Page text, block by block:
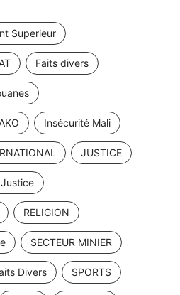
Superieur
Faits divers
Insécurité Mali
JUSTICE
RELIGION
SECTEUR MINIER
Divers SPORTS